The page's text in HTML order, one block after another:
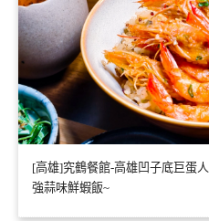
[高雄]究鶴餐館-高雄凹子底巨蛋
強蒜味鮮蝦飯~